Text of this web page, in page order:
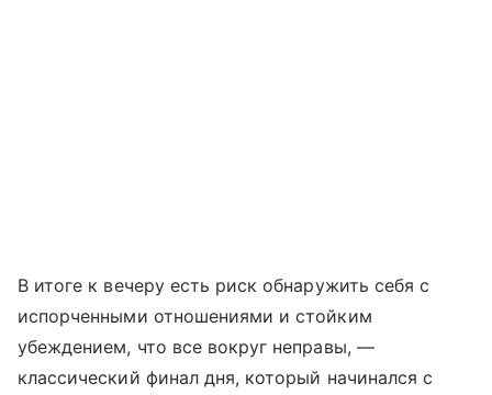
В итоге к вечеру есть риск обнаружить себя с
испорченными отношениями и стойким
убеждением, что все вокруг неправы, —
классический финал дня, который начинался с